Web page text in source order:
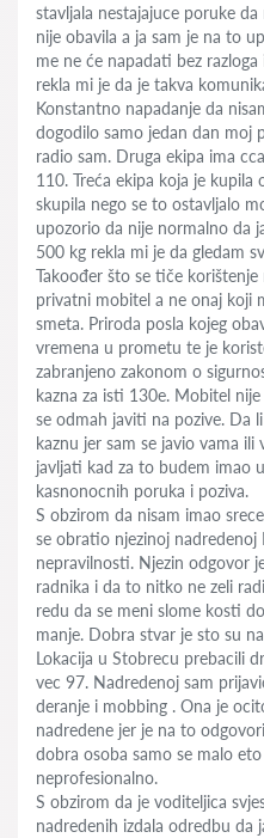
stavljala nestajajuce poruke
nije obavila a ja sam je na to
me ne će napadati bez
rekla mi je da je takva
Konstantno napadanje da
dogodilo samo jedan dan moj
radio sam. Druga ekipa ima
110. Treća ekipa koja je
skupila nego se to ostavljalo
upozorio da nije normalno da
500 kg rekla mi je da gledam
Takoođer što se tiče
privatni mobitel a ne onaj koji
smeta. Priroda posla kojeg
vremena u prometu te je
zabranjeno zakonom o
kazna za isti 130e. Mobitel
se odmah javiti na pozive. Da
kaznu jer sam se javio vama ili
javljati kad za to budem imao
kasnonocnih poruka i poziva.
S obzirom da nisam imao
se obratio njezinoj
nepravilnosti. Njezin odgovor
radnika i da to nitko ne zeli
redu da se meni slome kosti
manje. Dobra stvar je sto su
Lokacija u Stobrecu prebacili
vec 97. Nadredenoj sam
deranje i mobbing . Ona je
nadredene jer je na to
dobra osoba samo se malo
neprofesionalno.
S obzirom da je voditeljica
nadredenih izdala odredbu da